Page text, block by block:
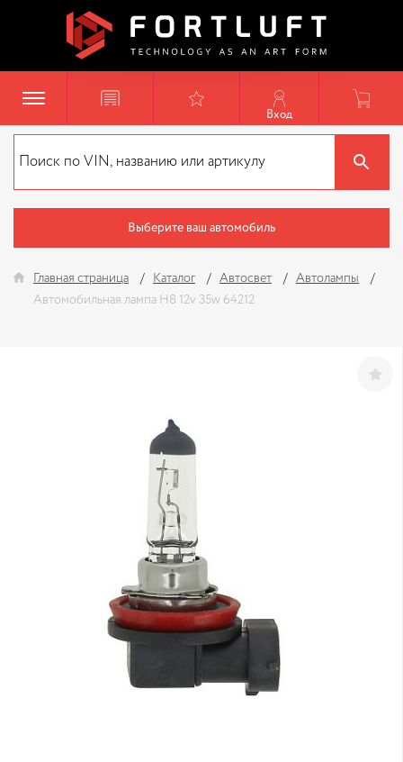
Вход
Выберите ваш автомобиль
Главная страница Каталог Автосвет
Автолампы
Автомобильная лампа H8 12v 35w 64212